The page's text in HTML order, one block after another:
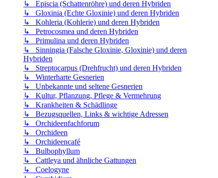
↳ Episcia (Schattenröhre) und deren Hybriden
↳ Gloxinia (Echte Gloxinie) und deren Hybriden
↳ Kohleria (Kohlerie) und deren Hybriden
↳ Petrocosmea und deren Hybriden
↳ Primulina und deren Hybriden
↳ Sinningia (Falsche Gloxinie, Gloxinie) und deren
Hybriden
↳ Streptocarpus (Drehfrucht) und deren Hybriden
↳ Winterharte Gesnerien
↳ Unbekannte und seltene Gesnerien
↳ Kultur, Pflanzung, Pflege & Vermehrung
↳ Krankheiten & Schädlinge
↳ Bezugsquellen, Links & wichtige Adressen
↳ Orchideenfachforum
↳ Orchideen
↳ Orchideencafé
↳ Bulbophyllum
↳ Cattleya und ähnliche Gattungen
↳ Coelogyne